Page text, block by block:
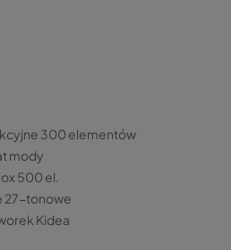
300 elementów
mody
500 el.
27-tonowe
Kidea